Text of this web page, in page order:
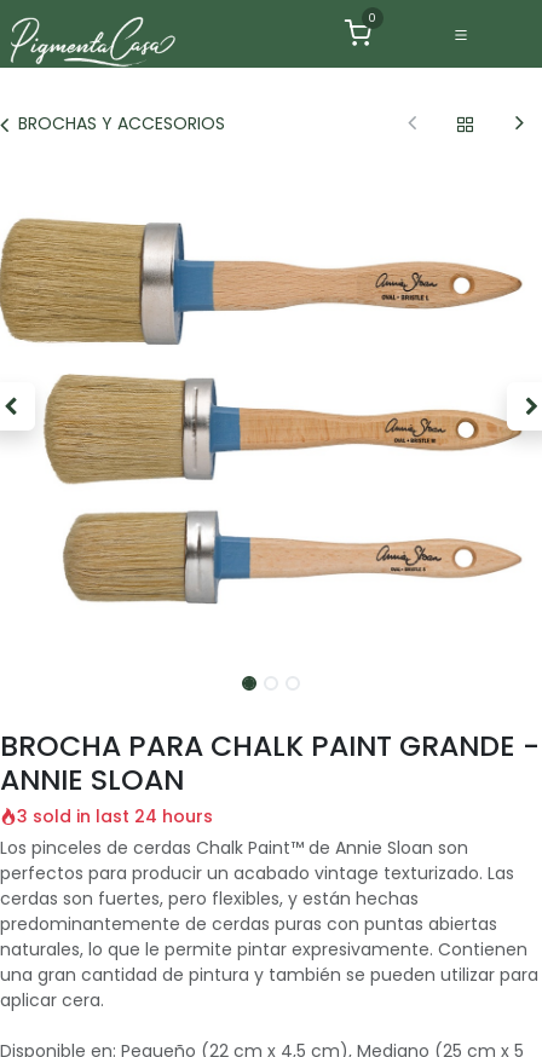
Ir al contenido 0
BROCHAS Y ACCESORIOS
BROCHA PARA CHALK PAINT GRANDE -
ANNIE SLOAN
3 sold in last 24 hours
Los pinceles de cerdas Chalk Paint™ de Annie Sloan son
perfectos para producir un acabado vintage texturizado. Las
cerdas son fuertes, pero flexibles, y están hechas
predominantemente de cerdas puras con puntas abiertas
naturales, lo que le permite pintar expresivamente. Contienen
una gran cantidad de pintura y también se pueden utilizar para
aplicar cera.
Disponible en: Pequeño (22 cm x 4,5 cm), Mediano (25 cm x 5